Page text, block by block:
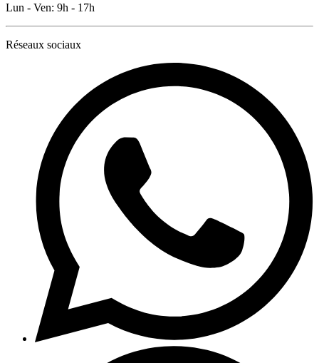
Lun - Ven: 9h - 17h
Réseaux sociaux